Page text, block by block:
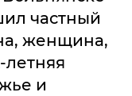
частный
женщина,
летняя
и